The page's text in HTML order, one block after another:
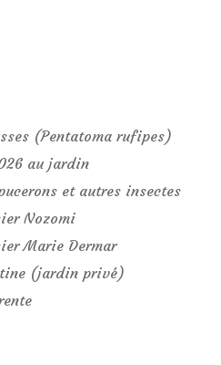
(Pentatoma rufipes)
au jardin
et autres insectes
Nozomi
Marie Dermar
(jardin privé)